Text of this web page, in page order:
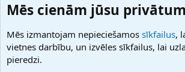
Domainforum.ro
27.be
Hostmaria
Atbalsts
Mēs cienām jūsu
Mēs izmantojam nepieciešamos sīkfailus,
vietnes darbību, un izvēles sīkfailus, lai
pieredzi.